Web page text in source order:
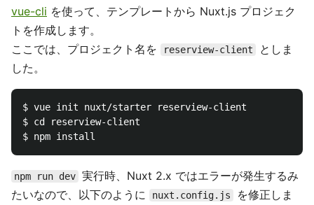
vue-cli を使って、テンプレートから Nuxt.js プロジェク
トを作成します。
ここでは、プロジェクト名を
reserview-client
としま
した。
$ vue init nuxt/starter reserview-client
$ cd reserview-client
npm run dev 実行時、Nuxt 2.x ではエラーが発生するみ
たいなので、以下のように
nuxt.config.js
を修正しま